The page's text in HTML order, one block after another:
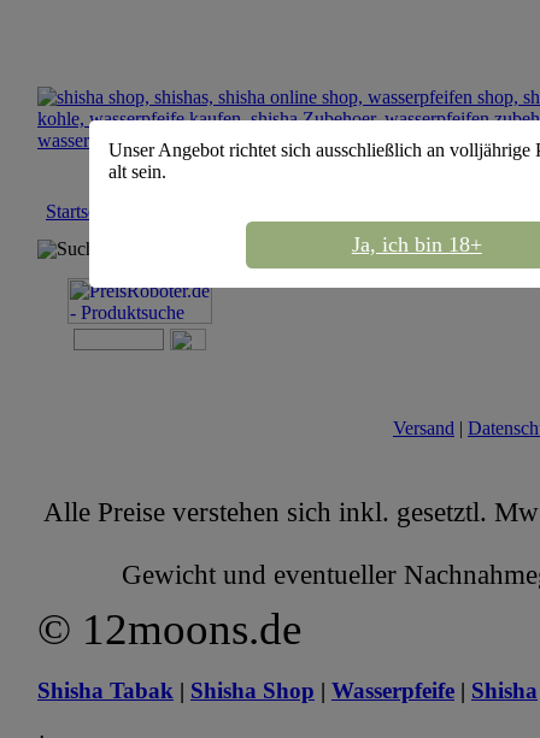
Startseite
Suchmaschine
Versand |
Alle Preise verstehen sich inkl. gesetztl.
Gewicht und eventueller
© 12moons.de
Shisha Tabak | Shisha Shop | Wasserpfeife | Shisha
Unser Angebot richtet sich ausschließlich an volljährige
alt sein.
Ja, ich bin 18+